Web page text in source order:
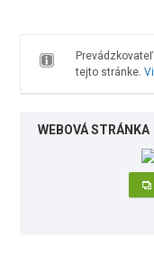
tejto stránke.
WEBOVÁ STRÁNKA